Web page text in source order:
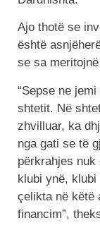
Ajo thotë se
është
se sa
“Sepse ne
shtetit. Në
zhvilluar, ka
nga gati se të
përkrahjes nuk
klubi ynë, klubi
çelikta në këtë
financim”,